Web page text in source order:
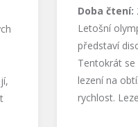
Doba čtení:
Letošní
představí
Tentokrát se
lezení na
rychlost.